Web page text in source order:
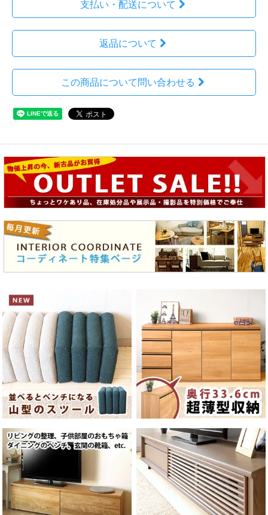
支払い・配送について
返品について
この商品について問い合わせる